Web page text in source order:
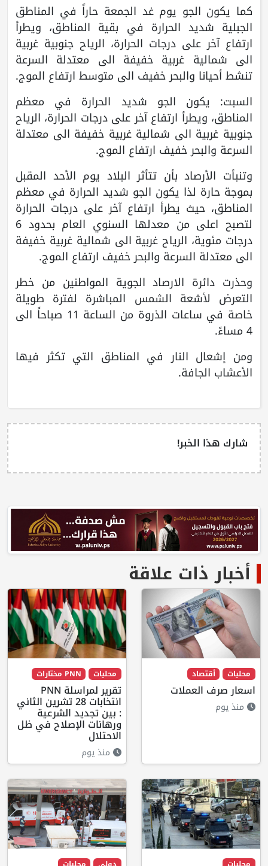
كما يكون الجو يوم غد الجمعة حاراً في المناطق
الجبلية شديد الحرارة في بقية المناطق، ويطرأ
ارتفاع آخر على درجات الحرارة، الرياح جنوبية غربية
الى شمالية غربية خفيفة الى معتدلة السرعة
تنشط أحيانا والبحر خفيف الى متوسط ارتفاع الموج.
السبت: يكون الجو شديد الحرارة في معظم
المناطق، ويطرأ ارتفاع آخر على درجات الحرارة، الرياح
جنوبية غربية الى شمالية غربية خفيفة الى معتدلة
السرعة والبحر خفيف ارتفاع الموج.
وتنبأت الأرصاد بأن تتأثر البلاد يوم الأحد المقبل
بموجة حارة لذا يكون الجو شديد الحرارة في معظم
المناطق، حيث يطرأ ارتفاع آخر على درجات الحرارة
لتصبح اعلى من معدلها السنوي العام بحدود 6
درجات مئوية، الرياح غربية الى شمالية غربية خفيفة
الى معتدلة السرعة والبحر خفيف ارتفاع الموج.
وحذرت دائرة الارصاد الجوية المواطنين من خطر
التعرض لأشعة الشمس المباشرة لفترة طويلة
خاصة في ساعات الذروة من الساعة 11 صباحاً الى
4 مساءً.
ومن إشعال النار في المناطق التي تكثر فيها
الأعشاب الجافة.
شارك هذا الخبر!
أخبار ذات علاقة
محليات أقتصاد
اسعار صرف العملات
منذ يوم
محليات PNN مختارات
تقرير لمراسلة PNN
انتخابات 28 تشرين الثاني
: بين تجديد الشرعية
ورهانات الإصلاح في ظل
الاحتلال
منذ يوم